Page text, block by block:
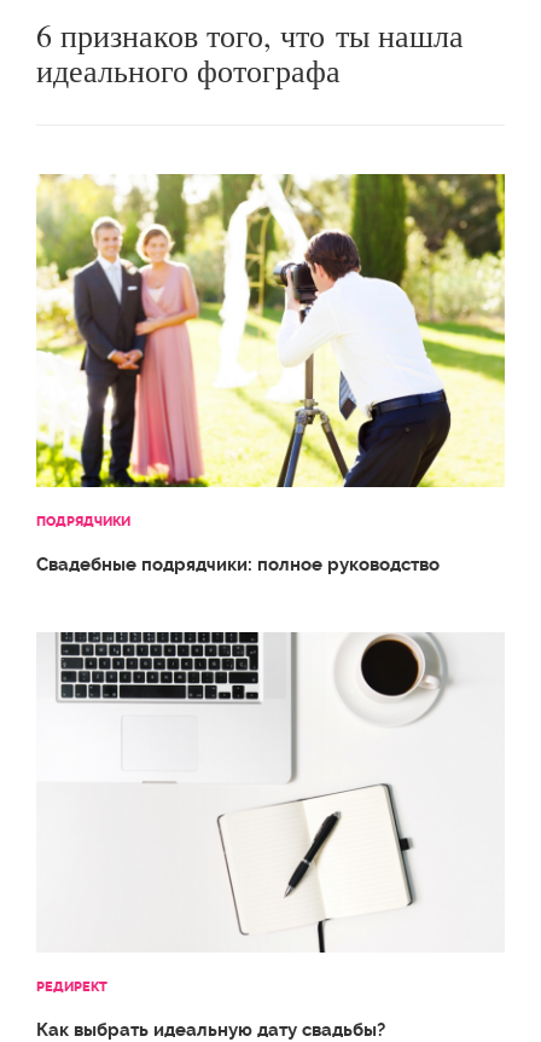
6 признаков того, что ты нашла
идеального фотографа
ПОДРЯДЧИКИ
Свадебные подрядчики: полное руководство
РЕДИРЕКТ
Как выбрать идеальную дату свадьбы?